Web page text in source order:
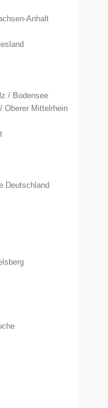
Anhalt
/ Bodensee
Oberer Mittelrhein
Deutschland